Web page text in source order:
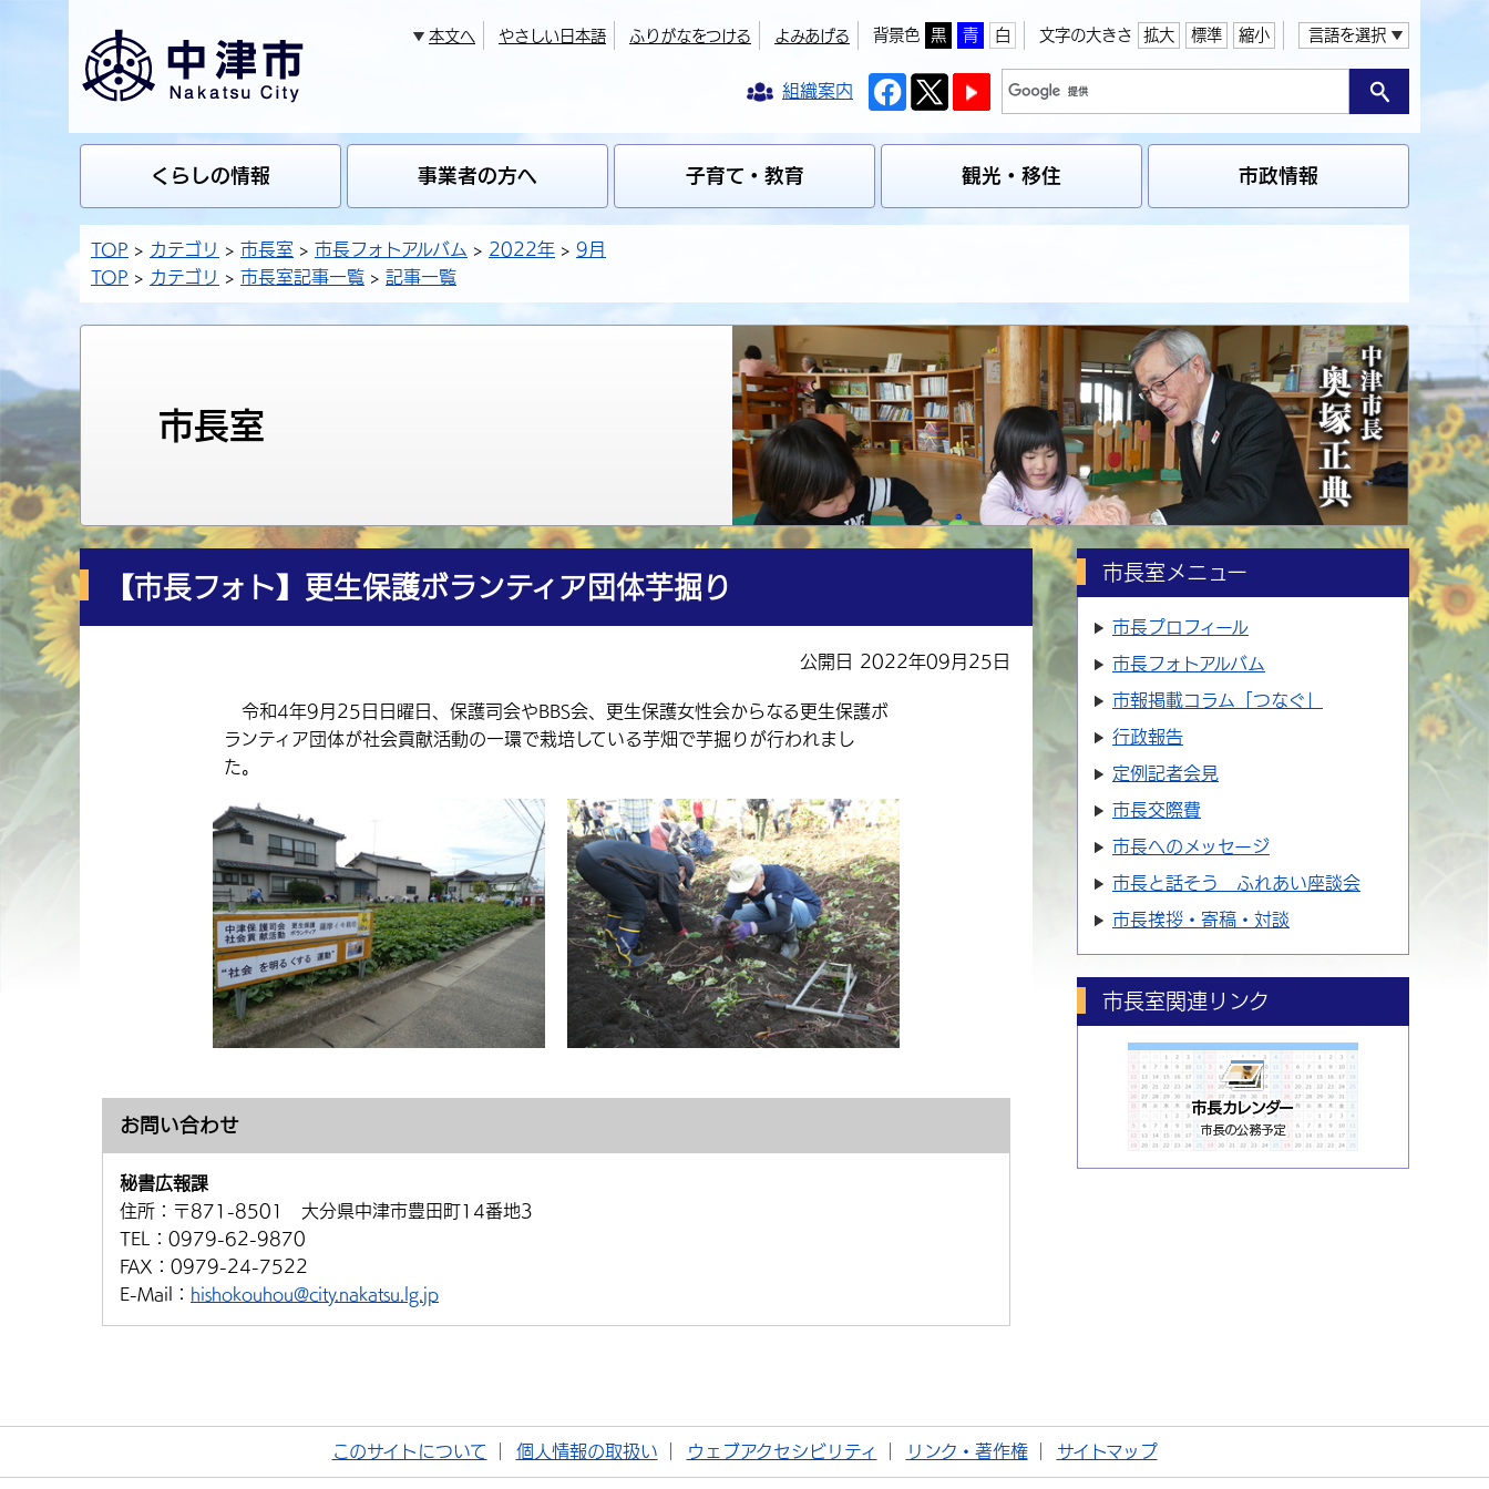
本文へ やさしい日本語 ふりがなをつける よみあげる 背景色 黒 青 白 文字の大きさ 拡大 標準 縮小 言語を選択
組織案内
くらしの情報 事業者の方へ 子育て・教育 観光・移住 市政情報
TOP カテゴリ 市長室 市長フォトアルバム 2022年
9月
TOP
カテゴリ 市長室記事一覧 記事一覧
市長室
【市長フォト】更生保護ボランティア団体芋掘り
公開日 2022年09月25日
令和4年9月25日日曜日、保護司会やBBS会、更生保護女性会からなる更生保護ボ
ランティア団体が社会貢献活動の一環で栽培している芋畑で芋掘りが行われまし
た。
お問い合わせ
秘書広報課
住所： 〒871-8501 大分県中津市豊田町14番地3
TEL： 0979-62-9870
FAX： 0979-24-7522
E-Mail： hishokouhou@city.nakatsu.lg.jp
市長室メニュー
市長プロフィール
市長フォトアルバム
市報掲載コラム「つなぐ」
行政報告
定例記者会見
市長交際費
市長へのメッセージ
市長と話そう ふれあい座談会
市長挨拶・寄稿・対談
市長室関連リンク
このサイトについて 個人情報の取扱い ウェブアクセシビリティ リンク・著作権 サイトマップ